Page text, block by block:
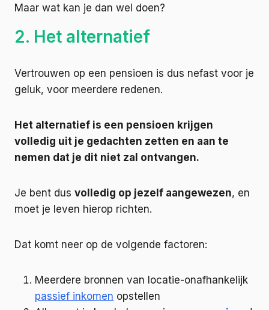
Maar wat kan je dan wel doen?
2. Het alternatief
Vertrouwen op een pensioen is dus nefast voor je
geluk, voor meerdere redenen.
Het alternatief is een pensioen krijgen
volledig uit je gedachten zetten en aan te
nemen dat je dit niet zal ontvangen.
Je bent dus volledig op jezelf aangewezen, en
moet je leven hierop richten.
Dat komt neer op de volgende factoren:
Meerdere bronnen van locatie-onafhankelijk
passief inkomen opstellen